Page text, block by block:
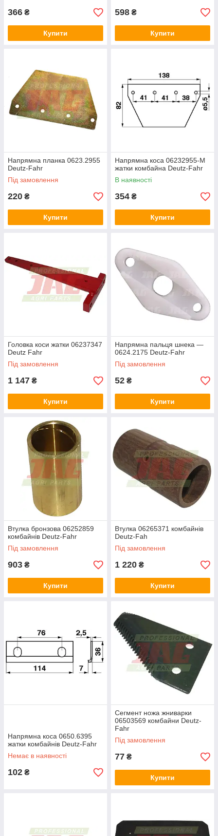
366 ₴
Купити
598 ₴
Купити
Напрямна планка 0623.2955
Deutz-Fahr
Під замовлення
220 ₴
Купити
Напрямна коса 06232955-M
жатки комбайна Deutz-Fahr
В наявності
354 ₴
Купити
Головка коси жатки 06237347
Deutz Fahr
Під замовлення
1 147 ₴
Купити
Напрямна пальця шнека —
0624.2175 Deutz-Fahr
Під замовлення
52 ₴
Купити
Втулка бронзова 06252859
комбайнів Deutz-Fahr
Під замовлення
903 ₴
Купити
Втулка 06265371 комбайнів
Deutz-Fah
Під замовлення
1 220 ₴
Купити
Напрямна коса 0650.6395
жатки комбайнів Deutz-Fahr
Немає в наявності
102 ₴
Сегмент ножа жниварки
06503569 комбайни Deutz-
Fahr
Під замовлення
77 ₴
Купити